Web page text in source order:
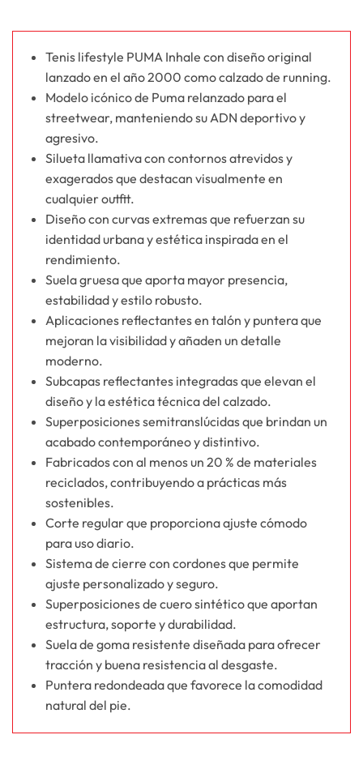
Tenis lifestyle PUMA Inhale con diseño original
lanzado en el año 2000 como calzado de running.
Modelo icónico de Puma relanzado para el
streetwear, manteniendo su ADN deportivo y
agresivo.
Silueta llamativa con contornos atrevidos y
exagerados que destacan visualmente en
cualquier outfit.
Diseño con curvas extremas que refuerzan su
identidad urbana y estética inspirada en el
rendimiento.
Suela gruesa que aporta mayor presencia,
estabilidad y estilo robusto.
Aplicaciones reflectantes en talón y puntera que
mejoran la visibilidad y añaden un detalle
moderno.
Subcapas reflectantes integradas que elevan el
diseño y la estética técnica del calzado.
Superposiciones semitranslúcidas que brindan un
acabado contemporáneo y distintivo.
Fabricados con al menos un 20 % de materiales
reciclados, contribuyendo a prácticas más
sostenibles.
Corte regular que proporciona ajuste cómodo
para uso diario.
Sistema de cierre con cordones que permite
ajuste personalizado y seguro.
Superposiciones de cuero sintético que aportan
estructura, soporte y durabilidad.
Suela de goma resistente diseñada para ofrecer
tracción y buena resistencia al desgaste.
Puntera redondeada que favorece la comodidad
natural del pie.